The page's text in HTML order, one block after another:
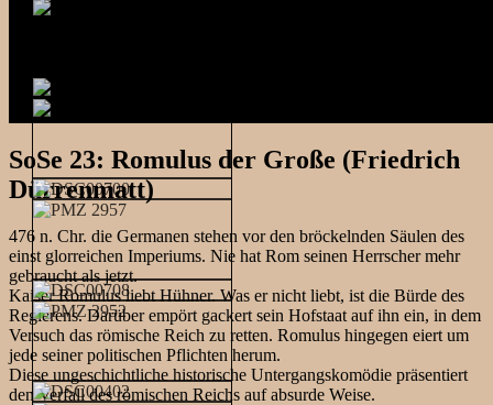
SoSe 23: Romulus der Große (Friedrich
Dürrenmatt)
476 n. Chr. die Germanen stehen vor den bröckelnden Säulen des
einst glorreichen Imperiums. Nie hat Rom seinen Herrscher mehr
gebraucht als jetzt.
Kaiser Romulus liebt Hühner. Was er nicht liebt, ist die Bürde des
Regierens. Darüber empört gackert sein Hofstaat auf ihn ein, in dem
Versuch das römische Reich zu retten. Romulus hingegen eiert um
jede seiner politischen Pflichten herum.
Diese ungeschichtliche historische Untergangskomödie präsentiert
den Verfall des römischen Reichs auf absurde Weise.